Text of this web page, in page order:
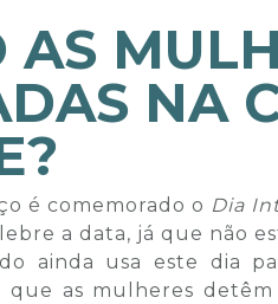
AS
NA
é comemorado o Dia
a data, já que não
ainda usa este dia
as mulheres